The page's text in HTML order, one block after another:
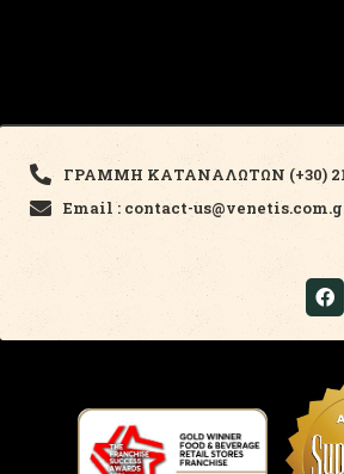
ΓΡΑΜΜΗ ΚΑΤΑΝΑΛΩΤΩΝ (+30)
Email : contact-